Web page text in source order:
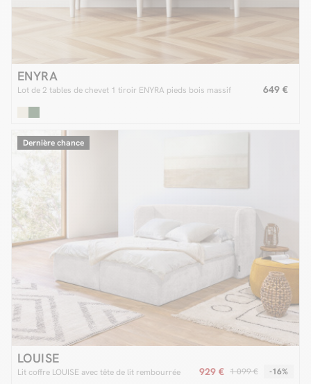
ENYRA
Lot de 2 tables de chevet 1 tiroir ENYRA pieds bois massif 649 €
Dernière chance
LOUISE
Lit coffre LOUISE avec tête de lit rembourrée 929 € 1 099 € -16%